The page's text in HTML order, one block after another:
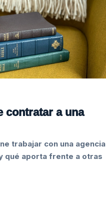
contratar a una
trabajar con una agencia
qué aporta frente a otras